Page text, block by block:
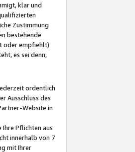
klar und
Zustimmung
bestehende
oder empfiehlt)
es sei denn,
ordentlich
Ausschluss des
Website in
Pflichten aus
innerhalb von 7
mit Ihrer